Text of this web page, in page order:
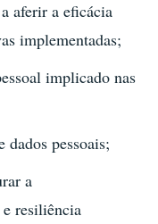
aferir a eficácia
implementadas;
implicado nas
dados pessoais;
a
resiliência